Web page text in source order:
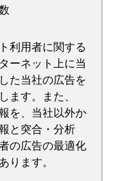
利用者に関する
ーネット上に当
た当社の広告を
ます。また、
を、当社以外か
と突合・分析
の広告の最適化
ります。